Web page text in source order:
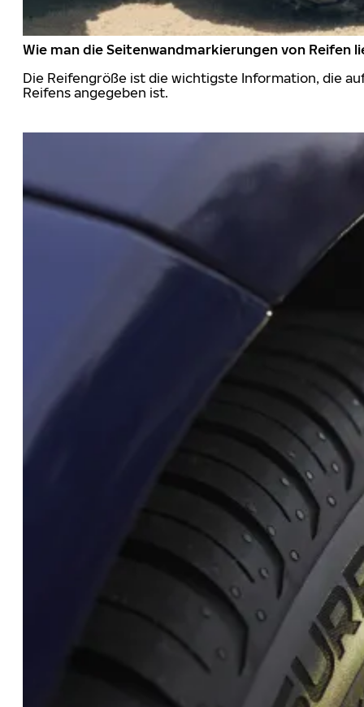
Wie man die Seitenwandmarkierungen von Reifen
Die Reifengröße ist die wichtigste Information, die
Reifens angegeben ist.